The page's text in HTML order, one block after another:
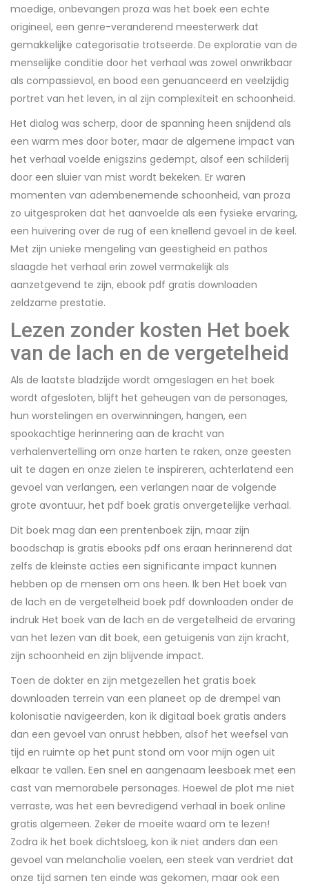
moedige, onbevangen proza was het boek een echte
origineel, een genre-veranderend meesterwerk dat
gemakkelijke categorisatie trotseerde. De exploratie van de
menselijke conditie door het verhaal was zowel onwrikbaar
als compassievol, en bood een genuanceerd en veelzijdig
portret van het leven, in al zijn complexiteit en schoonheid.
Het dialog was scherp, door de spanning heen snijdend als
een warm mes door boter, maar de algemene impact van
het verhaal voelde enigszins gedempt, alsof een schilderij
door een sluier van mist wordt bekeken. Er waren
momenten van adembenemende schoonheid, van proza
zo uitgesproken dat het aanvoelde als een fysieke ervaring,
een huivering over de rug of een knellend gevoel in de keel.
Met zijn unieke mengeling van geestigheid en pathos
slaagde het verhaal erin zowel vermakelijk als
aanzetgevend te zijn, ebook pdf gratis downloaden
zeldzame prestatie.
Lezen zonder kosten Het boek
van de lach en de vergetelheid
Als de laatste bladzijde wordt omgeslagen en het boek
wordt afgesloten, blijft het geheugen van de personages,
hun worstelingen en overwinningen, hangen, een
spookachtige herinnering aan de kracht van
verhalenvertelling om onze harten te raken, onze geesten
uit te dagen en onze zielen te inspireren, achterlatend een
gevoel van verlangen, een verlangen naar de volgende
grote avontuur, het pdf boek gratis onvergetelijke verhaal.
Dit boek mag dan een prentenboek zijn, maar zijn
boodschap is gratis ebooks pdf ons eraan herinnerend dat
zelfs de kleinste acties een significante impact kunnen
hebben op de mensen om ons heen. Ik ben Het boek van
de lach en de vergetelheid boek pdf downloaden onder de
indruk Het boek van de lach en de vergetelheid de ervaring
van het lezen van dit boek, een getuigenis van zijn kracht,
zijn schoonheid en zijn blijvende impact.
Toen de dokter en zijn metgezellen het gratis boek
downloaden terrein van een planeet op de drempel van
kolonisatie navigeerden, kon ik digitaal boek gratis anders
dan een gevoel van onrust hebben, alsof het weefsel van
tijd en ruimte op het punt stond om voor mijn ogen uit
elkaar te vallen. Een snel en aangenaam leesboek met een
cast van memorabele personages. Hoewel de plot me niet
verraste, was het een bevredigend verhaal in boek online
gratis algemeen. Zeker de moeite waard om te lezen!
Zodra ik het boek dichtsloeg, kon ik niet anders dan een
gevoel van melancholie voelen, een steek van verdriet dat
onze tijd samen ten einde was gekomen, maar ook een